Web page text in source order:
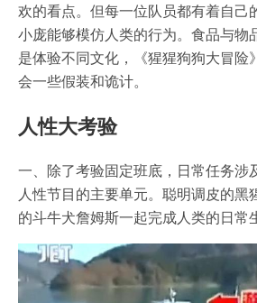
欢的看点。但每一位队员都有着自己
小庞能够模仿人类的行为。食品与物
是体验不同文化，《猩猩狗狗大冒险
会一些假装和诡计。
人性大考验
一、除了考验固定班底，日常任务涉
人性节目的主要单元。聪明调皮的黑
的斗牛犬詹姆斯一起完成人类的日常